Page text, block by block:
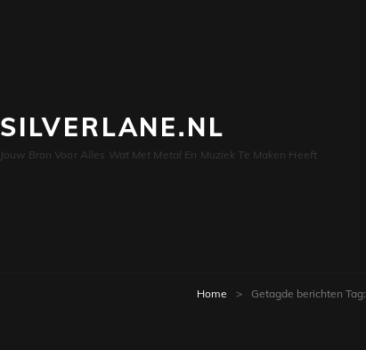
SILVERLANE.NL
Jouw Bron Voor Alles Wat Met Metal En Muziek Te Maken Heeft
Home > Getagde berichten Tag: